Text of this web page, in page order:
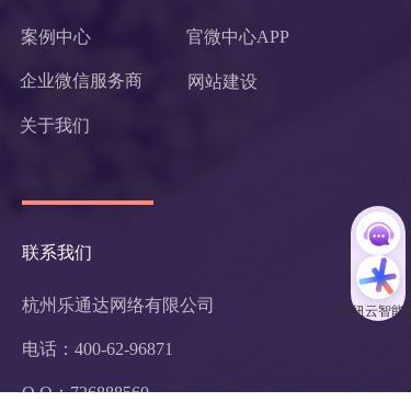
联系我们
杭州乐通达网络有限公司
电话：400-62-96871
Q Q：726888560
案例中心 官微中心APP
企业微信服务商 网站建设
关于我们